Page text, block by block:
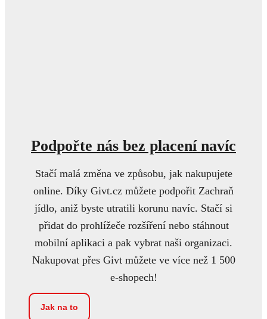
Podpořte nás bez placení navíc
Stačí malá změna ve způsobu, jak nakupujete
online. Díky Givt.cz můžete podpořit Zachraň
jídlo, aniž byste utratili korunu navíc. Stačí si
přidat do prohlížeče rozšíření nebo stáhnout
mobilní aplikaci a pak vybrat naši organizaci.
Nakupovat přes Givt můžete ve více než 1 500
e-shopech!
Jak na to